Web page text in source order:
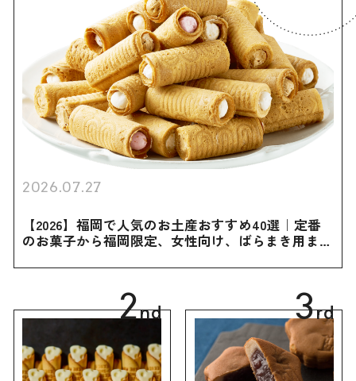
2026.07.27
【2026】福岡で人気のお土産おすすめ40選｜定番
のお菓子から福岡限定、女性向け、ばらまき用まで
2nd 3rd